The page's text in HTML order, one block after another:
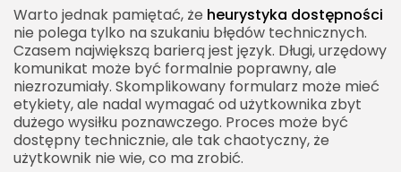
Warto jednak pamiętać, że heurystyka dostępności
nie polega tylko na szukaniu błędów technicznych.
Czasem największą barierą jest język. Długi, urzędowy
komunikat może być formalnie poprawny, ale
niezrozumiały. Skomplikowany formularz może mieć
etykiety, ale nadal wymagać od użytkownika zbyt
dużego wysiłku poznawczego. Proces może być
dostępny technicznie, ale tak chaotyczny, że
użytkownik nie wie, co ma zrobić.